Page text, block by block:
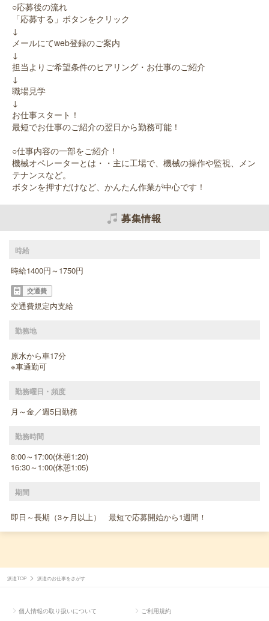
○応募後の流れ
「応募する」ボタンをクリック
↓
メールにてweb登録のご案内
↓
担当よりご希望条件のヒアリング・お仕事のご紹介
↓
職場見学
↓
お仕事スタート！
最短でお仕事のご紹介の翌日から勤務可能！
○仕事内容の一部をご紹介！
機械オペレーターとは・・主に工場で、機械の操作や監視、メン
テナンスなど。
ボタンを押すだけなど、かんたん作業が中心です！
募集情報
時給
時給1400円～1750円
交通費
交通費規定内支給
勤務地
原水から車17分
※車通勤可
勤務曜日・頻度
月～金／週5日勤務
勤務時間
8:00～17:00(休憩1:20)
16:30～1:00(休憩1:05)
期間
即日～長期（3ヶ月以上） 最短で応募開始から1週間！
派遣TOP 派遣のお仕事をさがす
個人情報の取り扱いについて ご利用規約